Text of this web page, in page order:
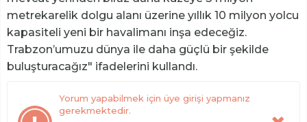
metrekarelik dolgu alanı üzerine yıllık 10 milyon yolcu
kapasiteli yeni bir havalimanı inşa edeceğiz.
Trabzon’umuzu dünya ile daha güçlü bir şekilde
buluşturacağız" ifadelerini kullandı.
Yorum yapabilmek için üye girişi yapmanız
gerekmektedir.